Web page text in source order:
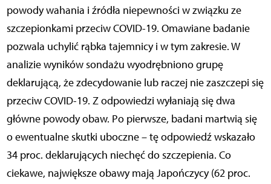
powody wahania i źródła niepewności w związku ze
szczepionkami przeciw COVID-19. Omawiane badanie
pozwala uchylić rąbka tajemnicy i w tym zakresie. W
analizie wyników sondażu wyodrębniono grupę
deklarującą, że zdecydowanie lub raczej nie zaszczepi się
przeciw COVID-19. Z odpowiedzi wyłaniają się dwa
główne powody obaw. Po pierwsze, badani martwią się
o ewentualne skutki uboczne – tę odpowiedź wskazało
34 proc. deklarujących niechęć do szczepienia. Co
ciekawe, największe obawy mają Japończycy (62 proc.